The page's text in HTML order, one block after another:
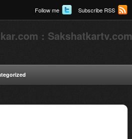
Follow me Subscribe RSS
: Sakshatkartv.com